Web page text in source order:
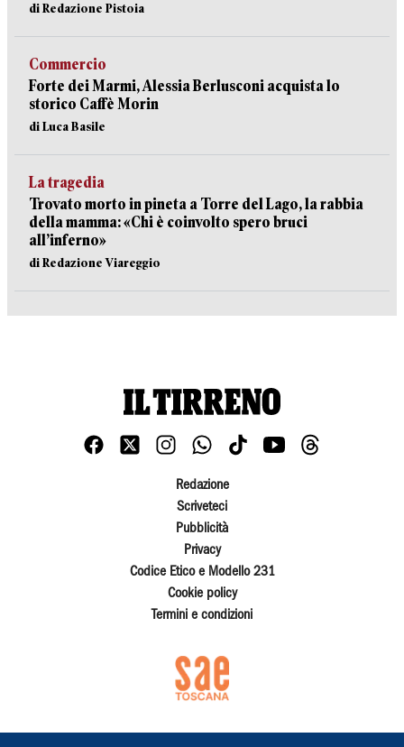
di Redazione Pistoia
Commercio
Forte dei Marmi, Alessia Berlusconi acquista lo
storico Caffè Morin
di Luca Basile
La tragedia
Trovato morto in pineta a Torre del Lago, la rabbia
della mamma: «Chi è coinvolto spero bruci
all’inferno»
di Redazione Viareggio
Redazione
Scriveteci
Pubblicità
Privacy
Codice Etico e Modello 231
Cookie policy
Termini e condizioni